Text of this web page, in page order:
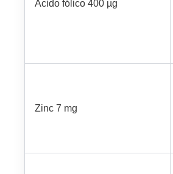
Ácido fólico 400 µg
Zinc 7 mg